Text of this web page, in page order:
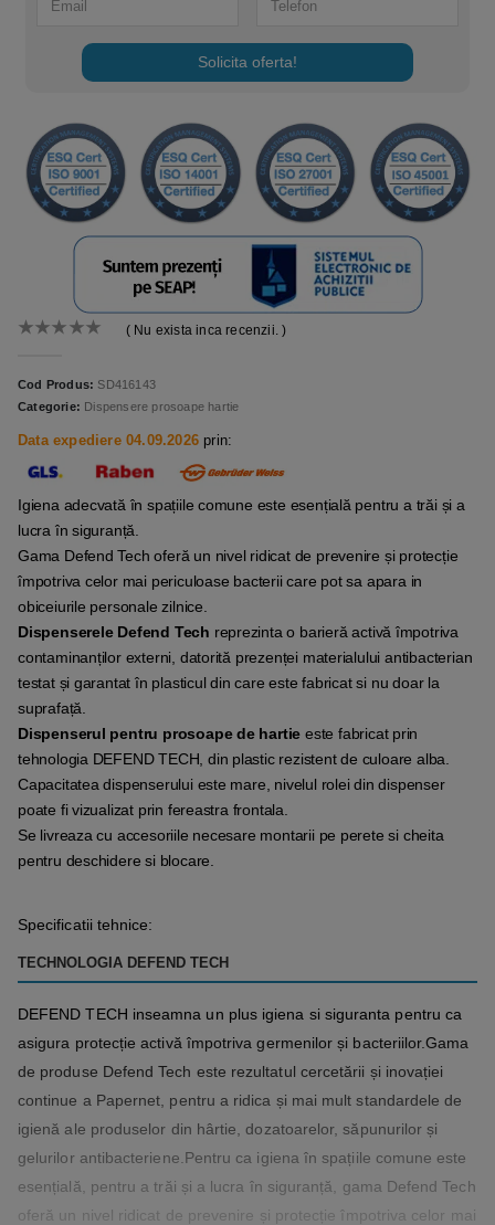
( Nu exista inca recenzii. )
Cod Produs: SD416143
Categorie: Dispensere prosoape hartie
Data expediere 04.09.2026 prin:
Igiena adecvată în spațiile comune este esențială pentru a trăi și a
lucra în siguranță.
Gama Defend Tech oferă un nivel ridicat de prevenire și protecție
împotriva celor mai periculoase bacterii care pot sa apara in
obiceiurile personale zilnice.
Dispenserele Defend Tech reprezinta o barieră activă împotriva
contaminanților externi, datorită prezenței materialului antibacterian
testat și garantat în plasticul din care este fabricat si nu doar la
suprafață.
Dispenserul pentru prosoape de hartieeste fabricat prin
tehnologia DEFEND TECH, din plastic rezistent de culoare alba.
Capacitatea dispenserului este mare, nivelul rolei din dispenser
poate fi vizualizat prin fereastra frontala.
Se livreaza cu accesoriile necesare montarii pe perete si cheita
pentru deschidere si blocare.
Solicita oferta!
Specificatii tehnice:
TECHNOLOGIA DEFEND TECH
DEFEND TECH inseamna un plus igiena si siguranta pentru ca
asigura protecție activă împotriva germenilor și bacteriilor.Gama
de produse Defend Tech este rezultatul cercetării și inovației
continue a Papernet, pentru a ridica și mai mult standardele de
igienă ale produselor din hârtie, dozatoarelor, săpunurilor și
gelurilor antibacteriene.Pentru ca igiena în spațiile comune este
esențială, pentru a trăi și a lucra în siguranță, gama Defend Tech
oferă un nivel ridicat de prevenire și protecție împotriva celor mai